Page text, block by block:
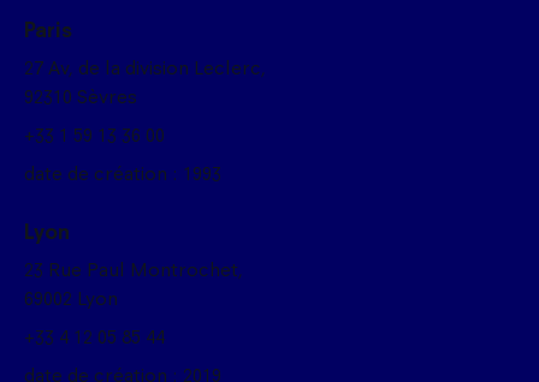
Paris
27 Av, de la division Leclerc,
92310 Sèvres
+33 1 59 13 36 00
date de création : 1993
Lyon
23 Rue Paul Montrochet,
69002 Lyon
+33 4 12 05 85 44
date de création : 2019